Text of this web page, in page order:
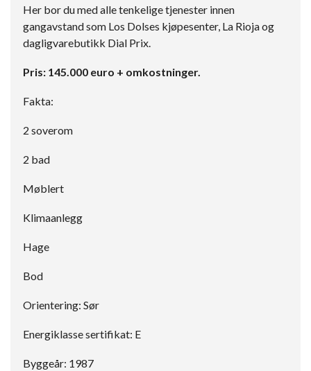
Her bor du med alle tenkelige tjenester innen
gangavstand som Los Dolses kjøpesenter, La Rioja og
dagligvarebutikk Dial Prix.
Pris: 145.000 euro + omkostninger.
Fakta:
2 soverom
2 bad
Møblert
Klimaanlegg
Hage
Bod
Orientering: Sør
Energiklasse sertifikat: E
Byggeår: 1987